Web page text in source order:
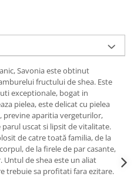
Savonia este obtinut
fructului de shea. Este
exceptionale, bogat in
pielea, este delicat cu pielea
previne aparitia vergeturilor,
uscat si lipsit de vitalitate.
de catre toată familia, de la
de la firele de par casante,
Untul de shea este un aliat
trebuie sa profitati fara ezitare.